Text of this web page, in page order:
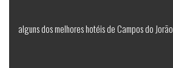
alguns dos melhores hotéis de Campos do Jorão